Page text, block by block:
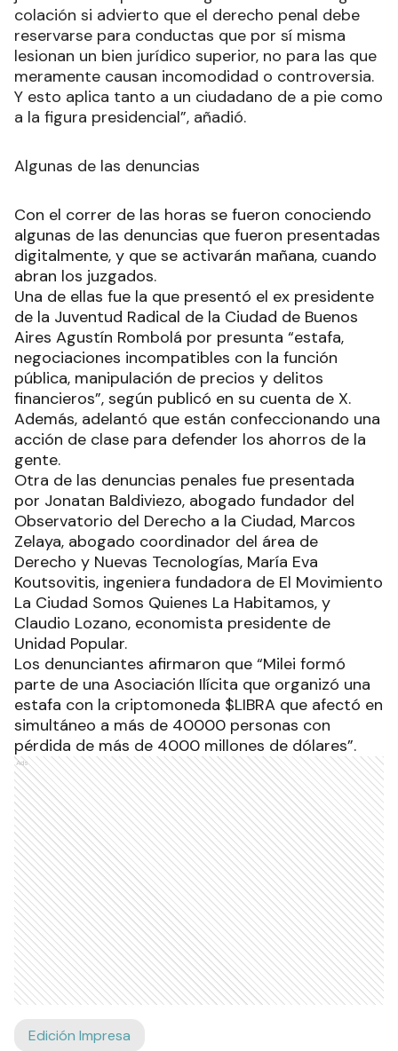
colación si advierto que el derecho penal debe
reservarse para conductas que por sí misma
lesionan un bien jurídico superior, no para las que
meramente causan incomodidad o controversia.
Y esto aplica tanto a un ciudadano de a pie como
a la figura presidencial”, añadió.
Algunas de las denuncias
Con el correr de las horas se fueron conociendo
algunas de las denuncias que fueron presentadas
digitalmente, y que se activarán mañana, cuando
abran los juzgados.
Una de ellas fue la que presentó el ex presidente
de la Juventud Radical de la Ciudad de Buenos
Aires Agustín Rombolá por presunta “estafa,
negociaciones incompatibles con la función
pública, manipulación de precios y delitos
financieros”, según publicó en su cuenta de X.
Además, adelantó que están confeccionando una
acción de clase para defender los ahorros de la
gente.
Otra de las denuncias penales fue presentada
por Jonatan Baldiviezo, abogado fundador del
Observatorio del Derecho a la Ciudad, Marcos
Zelaya, abogado coordinador del área de
Derecho y Nuevas Tecnologías, María Eva
Koutsovitis, ingeniera fundadora de El Movimiento
La Ciudad Somos Quienes La Habitamos, y
Claudio Lozano, economista presidente de
Unidad Popular.
Los denunciantes afirmaron que “Milei formó
parte de una Asociación Ilícita que organizó una
estafa con la criptomoneda $LIBRA que afectó en
simultáneo a más de 40000 personas con
pérdida de más de 4000 millones de dólares”.
Ads
Edición Impresa